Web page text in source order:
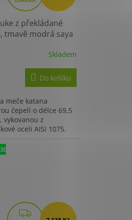
A
R
M
z překládané
tmavě modrá saya
Skladem
Do košíku
meče katana
čepelí o délce 69,5
vykovanou z
oceli AISI 1075.
Z